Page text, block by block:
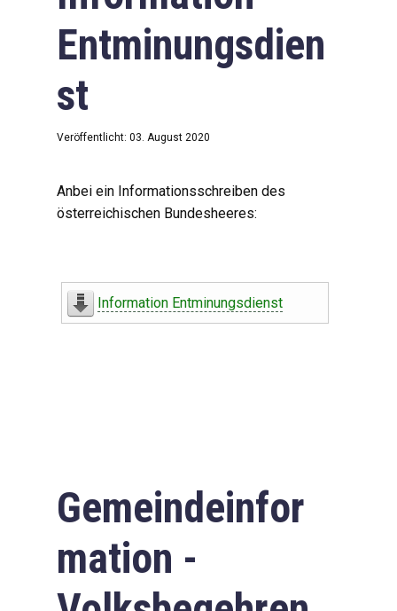
Entminungsdien
st
Veröffentlicht: 03. August 2020
Anbei ein Informationsschreiben des
österreichischen Bundesheeres:
Information Entminungsdienst
Gemeindeinfor
mation -